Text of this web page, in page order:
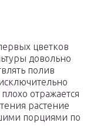
цветков
довольно
полив
отражается
растение
порциями по